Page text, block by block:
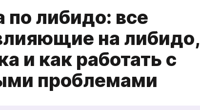
либидо: все
на либидо,
и как работать с
проблемами